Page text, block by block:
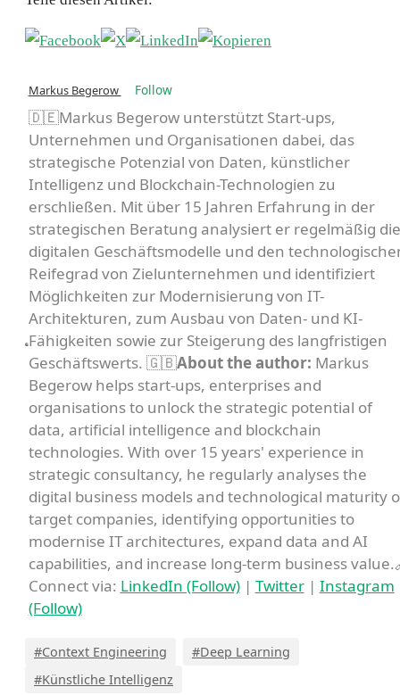
Markus Begerow Follow
🇩🇪Markus Begerow unterstützt Start-ups,
Unternehmen und Organisationen dabei, das
strategische Potenzial von Daten, künstlicher
Intelligenz und Blockchain-Technologien zu
erschließen. Mit über 15 Jahren Erfahrung in der
strategischen Beratung analysiert er regelmäßig die
digitalen Geschäftsmodelle und den
Reifegrad von Zielunternehmen und identifiziert
Möglichkeiten zur Modernisierung von IT-
Architekturen, zum Ausbau von Daten- und KI-
Fähigkeiten sowie zur Steigerung des langfristigen
Geschäftswerts. 🇬🇧About the author: Markus
Begerow helps start-ups, enterprises and
organisations to unlock the strategic potential of
data, artificial intelligence and blockchain
technologies. With over 15 years' experience in
strategic consultancy, he regularly analyses the
digital business models and technological maturity
target companies, identifying opportunities to
modernise IT architectures, expand data and AI
capabilities, and increase long-term business
Connect via: LinkedIn (Follow)| Twitter| Instagram
(Follow)
#Context Engineering
#Deep Learning
#Künstliche Intelligenz